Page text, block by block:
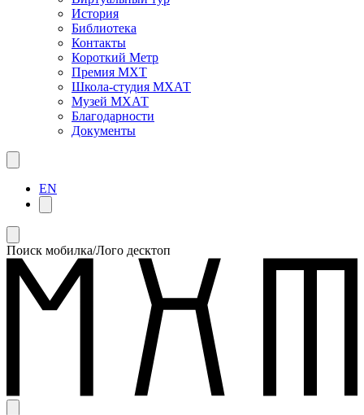
История
Библиотека
Контакты
Короткий Метр
Премия МХТ
Школа-студия МХАТ
Музей МХАТ
Благодарности
Документы
EN
Поиск мобилка/Лого десктоп